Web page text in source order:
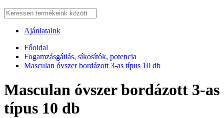
Ajánlataink
Főoldal
Fogamzásgátlás, síkosítók, potencia
Masculan óvszer bordázott 3-as típus 10 db
Masculan óvszer bordázott 3-as
típus 10 db